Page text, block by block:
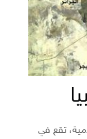
تقع في